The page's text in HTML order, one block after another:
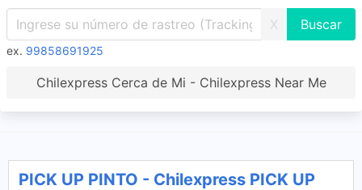
X
ex. 99858691925
Chilexpress Cerca de Mi - Chilexpress Near Me
PICK UP PINTO - Chilexpress PICK UP